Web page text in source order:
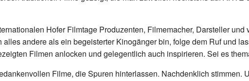
Hofer Filmtage Produzenten, Filmemacher, Darsteller
andere als ein begeisterter Kinogänger bin, folge dem Ruf und
Filmen anlocken und gelegentlich auch inspirieren. Sei es
Filme, die Spuren hinterlassen. Nachdenklich stimmen.